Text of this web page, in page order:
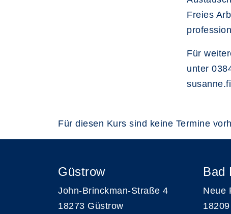
Freies
Für
unter
Für diesen Kurs sind keine Termine
Güstrow
John-Brinckman-Straße 4
18273 Güstrow
Bad
Neue